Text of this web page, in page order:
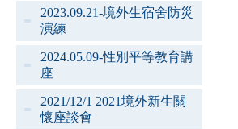
2023.09.21-境外生宿舍防災
演練
2024.05.09-性別平等教育講
座
2021/12/1 2021境外新生關
懷座談會